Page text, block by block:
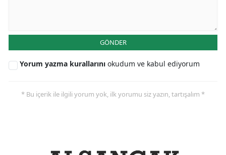
GÖNDER
Yorum yazma kurallarını okudum ve kabul ediyorum
* Bu içerik ile ilgili yorum yok, ilk yorumu siz yazın, tartışalım *